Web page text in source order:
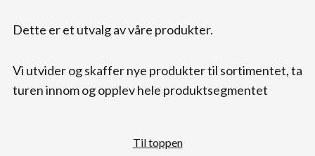
Dette er et utvalg av våre produkter.
Vi utvider og skaffer nye produkter til sortimentet, ta
turen innom og opplev hele produktsegmentet
Til toppen